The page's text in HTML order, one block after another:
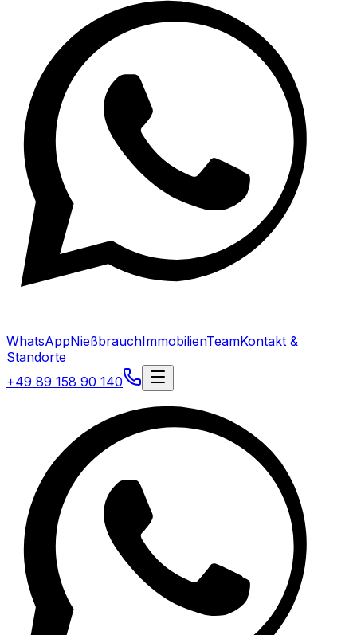
WhatsAppNießbrauchImmobilienTeamKontakt &
Standorte
+49 89 158 90 140